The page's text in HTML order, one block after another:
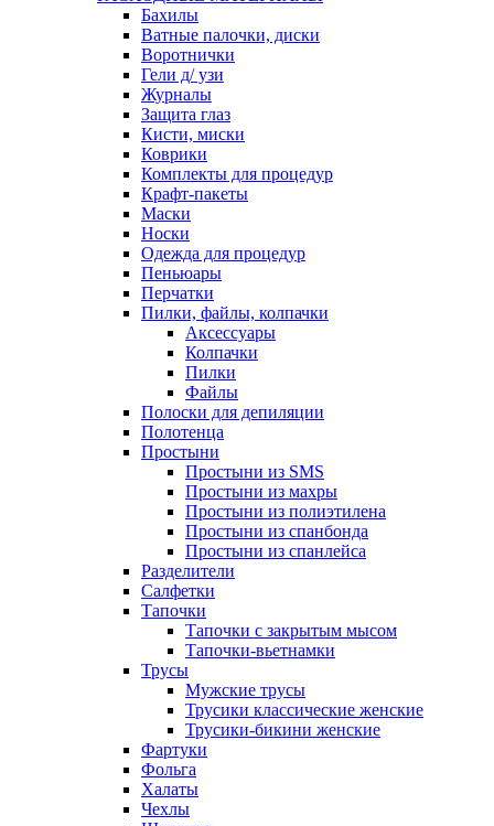
Бахилы
Ватные палочки, диски
Воротнички
Гели д/ узи
Журналы
Защита глаз
Кисти, миски
Коврики
Комплекты для процедур
Крафт-пакеты
Маски
Носки
Одежда для процедур
Пеньюары
Перчатки
Пилки, файлы, колпачки
Аксессуары
Колпачки
Пилки
Файлы
Полоски для депиляции
Полотенца
Простыни
Простыни из SMS
Простыни из махры
Простыни из полиэтилена
Простыни из спанбонда
Простыни из спанлейса
Разделители
Салфетки
Тапочки
Тапочки с закрытым мысом
Тапочки-вьетнамки
Трусы
Мужские трусы
Трусики классические женские
Трусики-бикини женские
Фартуки
Фольга
Халаты
Чехлы